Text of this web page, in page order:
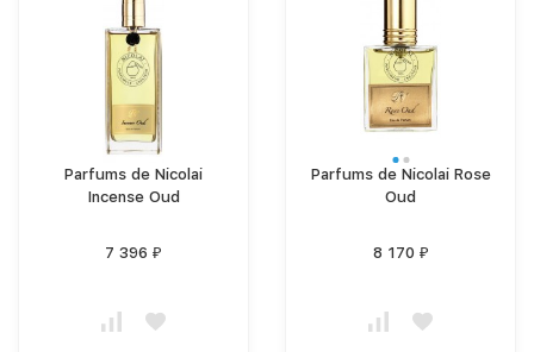
Parfums de Nicolai
Incense Oud
7 396 ₽
Parfums de Nicolai Rose
Oud
8 170 ₽